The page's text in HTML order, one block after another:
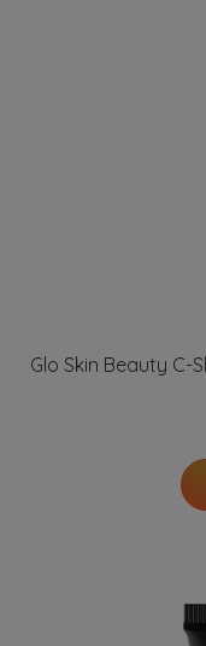
Glo Skin Beauty C-